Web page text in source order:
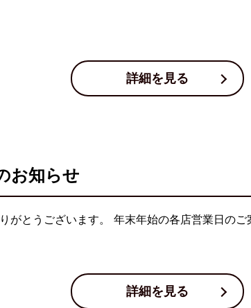
詳細を見る
お知らせ
がとうございます。 年末年始の各店営業日の
詳細を見る